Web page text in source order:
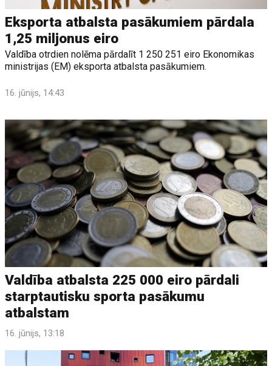
Eksporta atbalsta pasākumiem pārdala
1,25 miljonus eiro
Valdība otrdien nolēma pārdalīt 1 250 251 eiro Ekonomikas
ministrijas (EM) eksporta atbalsta pasākumiem.
16. jūnijs, 14:43
Valdība atbalsta 225 000 eiro pārdali
starptautisku sporta pasākumu
atbalstam
16. jūnijs, 13:18